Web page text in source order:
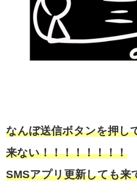
なんぼ送信ボタンを押し
来ない！！！！！！！！
SMSアプリ更新しても来